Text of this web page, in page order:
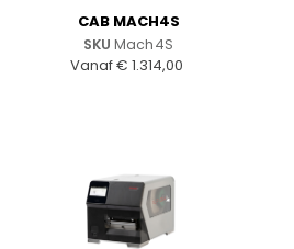
CAB MACH4S
SKU Mach4S
Vanaf€ 1.314,00